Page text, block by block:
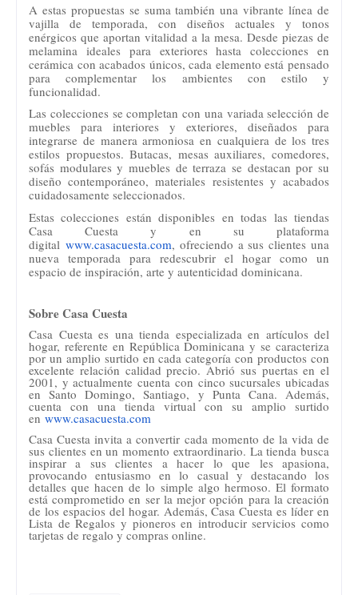
A estas propuestas se suma también una vibrante línea de
vajilla de temporada, con diseños actuales y tonos
enérgicos que aportan vitalidad a la mesa. Desde piezas de
melamina ideales para exteriores hasta colecciones en
cerámica con acabados únicos, cada elemento está pensado
para complementar los ambientes con estilo y
funcionalidad.
Las colecciones se completan con una variada selección de
muebles para interiores y exteriores, diseñados para
integrarse de manera armoniosa en cualquiera de los tres
estilos propuestos. Butacas, mesas auxiliares, comedores,
sofás modulares y muebles de terraza se destacan por su
diseño contemporáneo, materiales resistentes y acabados
cuidadosamente seleccionados.
Estas colecciones están disponibles en todas las tiendas
Casa Cuesta y en su plataforma
digital www.casacuesta.com, ofreciendo a sus clientes una
nueva temporada para redescubrir el hogar como un
espacio de inspiración, arte y autenticidad dominicana.
Sobre Casa Cuesta
Casa Cuesta es una tienda especializada en artículos del
hogar, referente en República Dominicana y se caracteriza
por un amplio surtido en cada categoría con productos con
excelente relación calidad precio. Abrió sus puertas en el
2001, y actualmente cuenta con cinco sucursales ubicadas
en Santo Domingo, Santiago, y Punta Cana. Además,
cuenta con una tienda virtual con su amplio surtido
en www.casacuesta.com
Casa Cuesta invita a convertir cada momento de la vida de
sus clientes en un momento extraordinario. La tienda busca
inspirar a sus clientes a hacer lo que les apasiona,
provocando entusiasmo en lo casual y destacando los
detalles que hacen de lo simple algo hermoso. El formato
está comprometido en ser la mejor opción para la creación
de los espacios del hogar. Además, Casa Cuesta es líder en
Lista de Regalos y pioneros en introducir servicios como
tarjetas de regalo y compras online.